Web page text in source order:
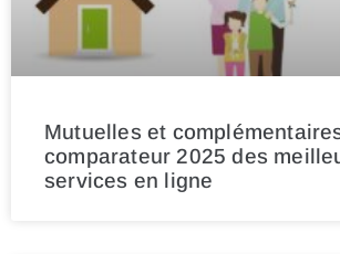
Mutuelles et
comparateur 2025 des
services en ligne